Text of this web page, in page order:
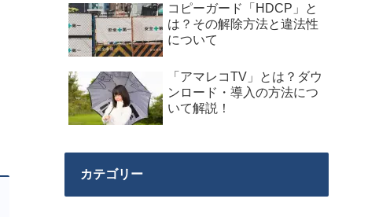
コピーガード「HDCP」と
は？その解除方法と違法性
について
「アマレコTV」とは？ダウ
ンロード・導入の方法につ
いて解説！
カテゴリー